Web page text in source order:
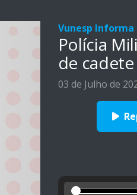
Vunesp Informa
Polícia
de cadete
03 de Julho de